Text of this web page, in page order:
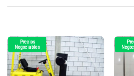
Precios
Negociables